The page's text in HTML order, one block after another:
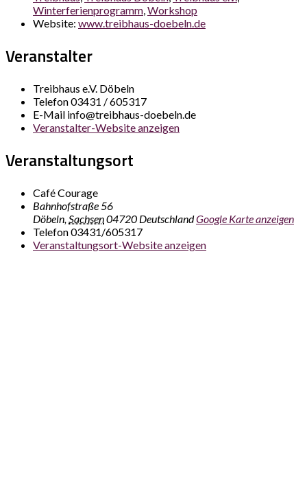
Winterferienprogramm,Workshop
Website: www.treibhaus-doebeln.de
Veranstalter
Treibhaus e.V. Döbeln
Telefon03431 / 605317
E-Mail info@treibhaus-doebeln.de
Veranstalter-Website anzeigen
Veranstaltungsort
Café Courage
Bahnhofstraße 56
Döbeln,Sachsen04720 DeutschlandGoogle Karte anzeigen
Telefon03431/605317
Veranstaltungsort-Website anzeigen